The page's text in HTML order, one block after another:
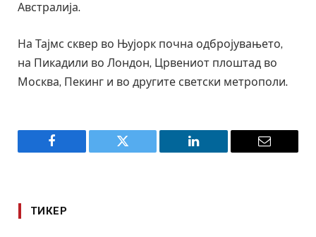
Австралија.
На Тајмс сквер во Њујорк почна одбројувањето,
на Пикадили во Лондон, Црвениот плоштад во
Москва, Пекинг и во другите светски метрополи.
Facebook Twitter LinkedIn Email
ТИКЕР